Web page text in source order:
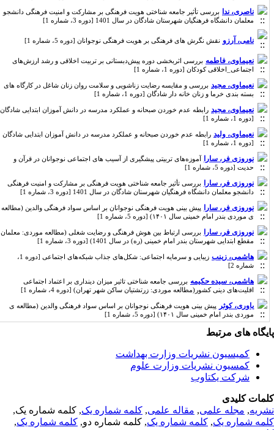
ناصری، ندا
بررسی تأثیر جامعه شناختی هویت فرهنگی بر مشارکت و امنیت فرهنگی دانشجو
معلمان دانشگاه فرهنگیان شهرستان شادگان در سال 1401 [دوره 3، شماره 1]
نامی، آرزو نقش نگرش های فرهنگی بر هویت فرهنگی نوجوانان [دوره 5، شماره 1]
نعیماوی، فاطمه بررسی اثربخشی دوره پیش‌دبستانی بر تربیت اخلاقی و رشد ارزش‌های
اجتماعی_اخلاقی کودکان [دوره 1، شماره 1]
نعیماوی، مجید بررسی و مقایسه رضایت زناشویی و سلامت روان زنان شاغل در کارگاه های
بسته بندی خرما و زنان خانه دار شادگان [دوره 1، شماره 1]
نعیماوی، مجید رابطه عدم خوردن صبحانه و عملکرد مدرسه در دانش آموزان ابتدایی شادگان
[دوره 1، شماره 1]
نعیماوی، ولید رابطه عدم خوردن صبحانه و عملکرد مدرسه در دانش آموزان ابتدایی شادگان
[دوره 1، شماره 1]
نوروزی فر، سارا آموزه‌های تربیتی پیشگیری از آسیب های اجتماعی نوجوانان در قرآن و
حدیت [دوره 5، شماره 1]
نوروزی فر، سارا بررسی تأثیر جامعه شناختی هویت فرهنگی بر مشارکت و امنیت فرهنگی
دانشجو معلمان دانشگاه فرهنگیان شهرستان شادگان در سال 1401 [دوره 3، شماره 1]
نوروزی فر، سارا پیش بینی هویت فرهنگی نوجوانان بر اساس سواد فرهنگی والدین (مطالعه
ی موردی بندر امام خمینی سال ۱۴۰۱) [دوره 5، شماره 1]
نوروزی فر، سارا بررسی ارتباط بین هوش فرهنگی و رضایت شغلی (مطالعه موردی: معلمان
مقطع ابتدایی شهرستان بندر امام خمینی (ره) در سال 1401) [دوره 3، شماره 1]
هاشمی، زینب
زیبایی و سرمایه اجتماعی: شکل‌های جذاب شبکه‌های اجتماعی [دوره 1،
شماره 2]
هاشمی، سیده حکیمه بررسی جامعه شناختی تاثیر میزان دینداری بر اعتماد اجتماعی
اقلیت‌های دینی کشور(مطالعه موردی: زرتشتیان ساکن شهر تهران) [دوره 4، شماره 1]
یاوری، کوثر پیش بینی هویت فرهنگی نوجوانان بر اساس سواد فرهنگی والدین (مطالعه ی
موردی بندر امام خمینی سال ۱۴۰۱) [دوره 5، شماره 1]
های مرتبط
کمیسیون نشریات وزارت بهداشت
کمسیون نشریات وزارت علوم
شرکت یکتاوب
کلیدی
,مجله علمی, مقاله علمی, کلمه شماره یک, کلمه شماره یک,
شماره یک,کلمه شماره یک, کلمه شماره دو,کلمه شماره یک,